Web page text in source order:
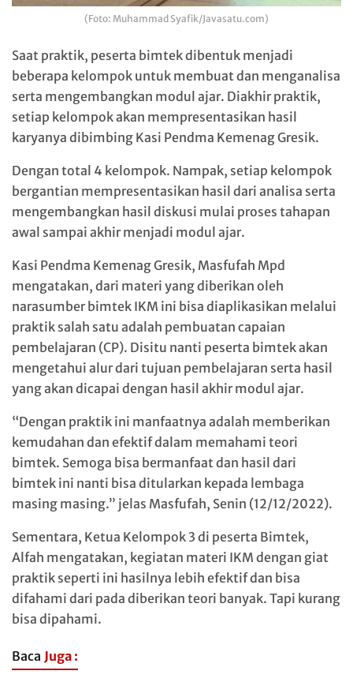
(Foto: Muhammad Syafik/Javasatu.com)
Saat praktik, peserta bimtek dibentuk menjadi
beberapa kelompok untuk membuat dan menganalisa
serta mengembangkan modul ajar. Diakhir praktik,
setiap kelompok akan mempresentasikan hasil
karyanya dibimbing Kasi Pendma Kemenag Gresik.
Dengan total 4 kelompok. Nampak, setiap kelompok
bergantian mempresentasikan hasil dari analisa serta
mengembangkan hasil diskusi mulai proses tahapan
awal sampai akhir menjadi modul ajar.
Kasi Pendma Kemenag Gresik, Masfufah Mpd
mengatakan, dari materi yang diberikan oleh
narasumber bimtek IKM ini bisa diaplikasikan melalui
praktik salah satu adalah pembuatan capaian
pembelajaran (CP). Disitu nanti peserta bimtek akan
mengetahui alur dari tujuan pembelajaran serta hasil
yang akan dicapai dengan hasil akhir modul ajar.
“Dengan praktik ini manfaatnya adalah memberikan
kemudahan dan efektif dalam memahami teori
bimtek. Semoga bisa bermanfaat dan hasil dari
bimtek ini nanti bisa ditularkan kepada lembaga
masing masing.” jelas Masfufah, Senin (12/12/2022).
Sementara, Ketua Kelompok 3 di peserta Bimtek,
Alfah mengatakan, kegiatan materi IKM dengan giat
praktik seperti ini hasilnya lebih efektif dan bisa
difahami dari pada diberikan teori banyak. Tapi kurang
bisa dipahami.
Baca Juga :